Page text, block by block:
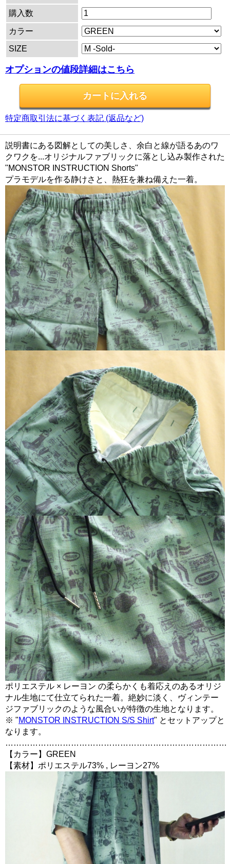
購入数
カラー
SIZE
オプションの値段詳細はこちら
特定商取引法に基づく表記 (返品など)
説明書にある図解としての美しさ、余白と線が語るあのワ
クワクを...オリジナルファブリックに落とし込み製作された
"MONSTOR INSTRUCTION Shorts"
プラモデルを作る静けさと、熱狂を兼ね備えた一着。
ポリエステル × レーヨン の柔らかくも着応えのあるオリジ
ナル生地にて仕立てられた一着。絶妙に淡く、ヴィンテー
ジファブリックのような風合いが特徴の生地となります。
※ "MONSTOR INSTRUCTION S/S Shirt" とセットアップと
なります。
………………………………………………………………………
【カラー】GREEN
【素材】ポリエステル73% , レーヨン27%